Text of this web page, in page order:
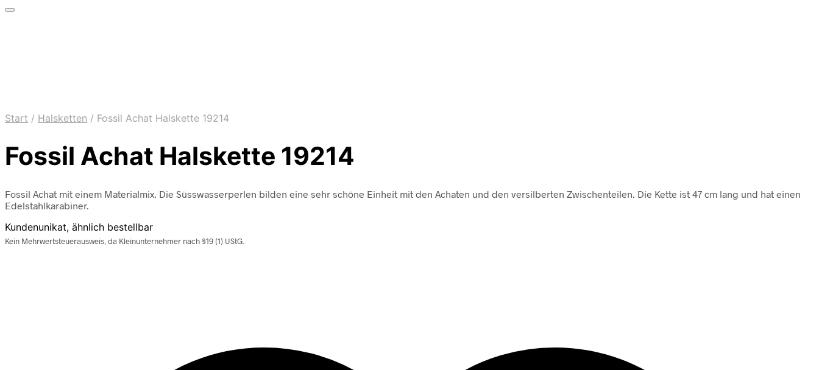
Start / Halsketten / Fossil Achat Halskette 19214
Fossil Achat Halskette 19214
Fossil Achat mit einem Materialmix. Die Süsswasserperlen bilden eine sehr schöne Einheit mit den Achaten und den versilberten Zwischenteilen. Die Kette ist 47 cm lang und hat einen
Edelstahlkarabiner.
Kundenunikat, ähnlich bestellbar
Kein Mehrwertsteuerausweis, da Kleinunternehmer nach §19 (1) UStG.